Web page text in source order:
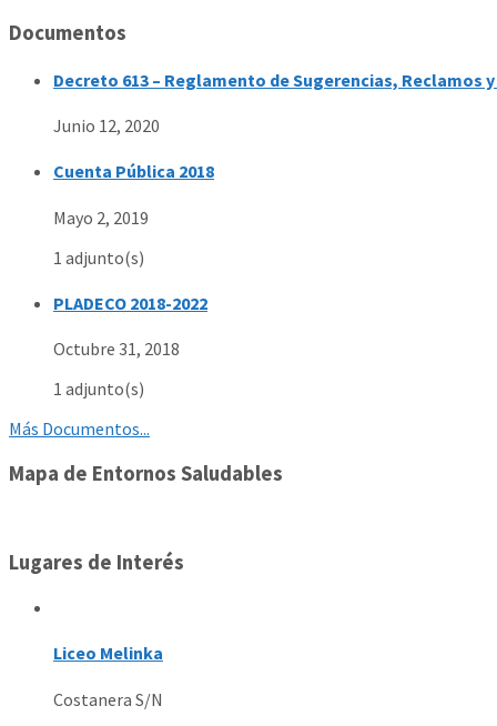
Documentos
Decreto 613 – Reglamento de Sugerencias, Reclamos
Junio 12, 2020
Cuenta Pública 2018
Mayo 2, 2019
1 adjunto(s)
PLADECO 2018-2022
Octubre 31, 2018
1 adjunto(s)
Más Documentos...
Mapa de Entornos Saludables
Lugares de Interés
Liceo Melinka
Costanera S/N